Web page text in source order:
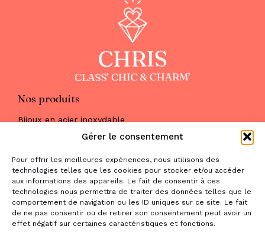
Gérer le consentement
Pour offrir les meilleures expériences, nous utilisons des
technologies telles que les cookies pour stocker et/ou accéder
aux informations des appareils. Le fait de consentir à ces
technologies nous permettra de traiter des données telles que le
comportement de navigation ou les ID uniques sur ce site. Le fait
de ne pas consentir ou de retirer son consentement peut avoir un
effet négatif sur certaines caractéristiques et fonctions.
Nos produits
Bijoux en acier inoxydable
Maquillage
Parfums
Nous trouver
& nous contacter
2 place de la Liberté
31470 Saint-Lys